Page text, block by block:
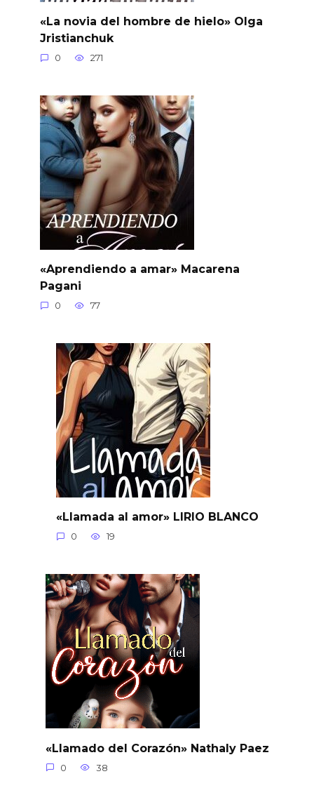
«La novia del hombre de hielo» Olga
Jristianchuk
0 271
«Aprendiendo a amar» Macarena
Pagani
0 77
«Llamada al amor» LIRIO BLANCO
0 19
«Llamado del Corazón» Nathaly Paez
0 38